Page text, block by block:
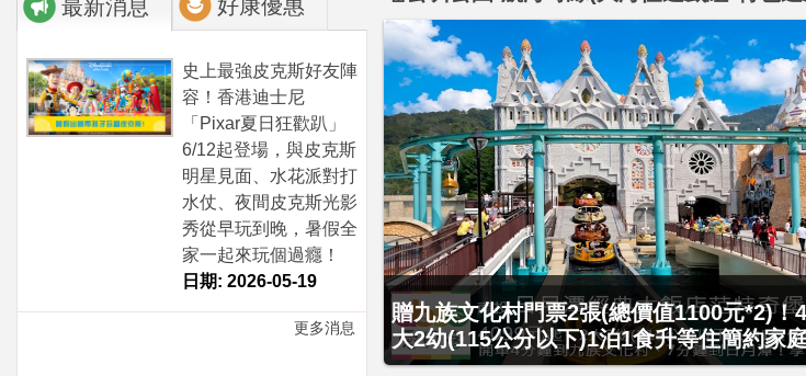
最新消息 好康優惠
史上最強皮克斯好友陣
容！香港迪士尼
「Pixar夏日狂歡趴」
6/12起登場，與皮克斯
明星見面、水花派對打
水仗、夜間皮克斯光影
秀從早玩到晚，暑假全
家一起來玩個過癮！
日期: 2026-05-19
更多消息
贈九族文化村門票2張(總價值1100元*2)
大2幼(115公分以下)1泊1食升等住簡約家
最後2天，要訂要快！捷絲旅-宜蘭礁溪館
4799元起享4人1泊1食住4人房！享房內大